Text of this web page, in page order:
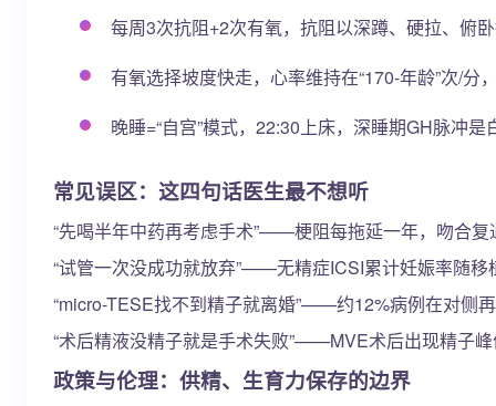
每周3次抗阻+2次有氧，抗阻以深蹲、硬拉、俯
有氧选择坡度快走，心率维持在“170-年龄”次/
晚睡=“自宫”模式，22:30上床，深睡期GH脉冲
常见误区：这四句话医生最不想听
“先喝半年中药再考虑手术”——梗阻每拖延一年，吻合复
“试管一次没成功就放弃”——无精症ICSI累计妊娠率随
“micro-TESE找不到精子就离婚”——约12%病例在对侧
“术后精液没精子就是手术失败”——MVE术后出现精子
政策与伦理：供精、生育力保存的边界